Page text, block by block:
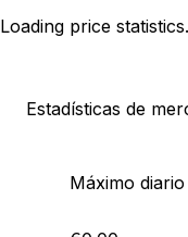
Loading price
Estadísticas de
Máximo diario